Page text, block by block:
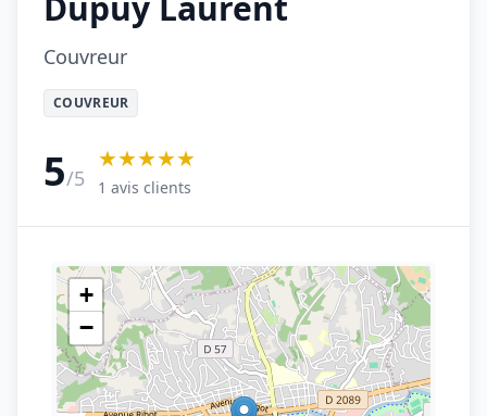
Couvreur
COUVREUR
5/5
★★★★★
1 avis clients
+
−